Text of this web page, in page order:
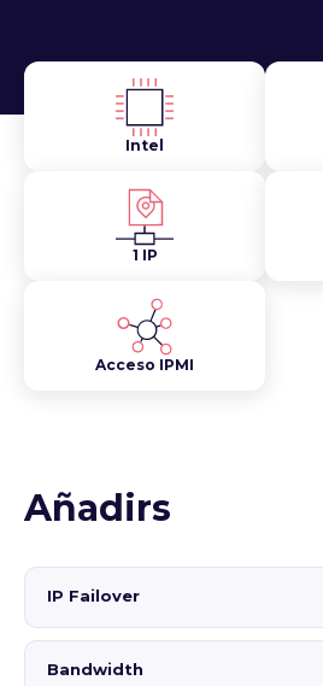
Intel
1 IP
Acceso IPMI
Añadirs
IP Failover
Bandwidth